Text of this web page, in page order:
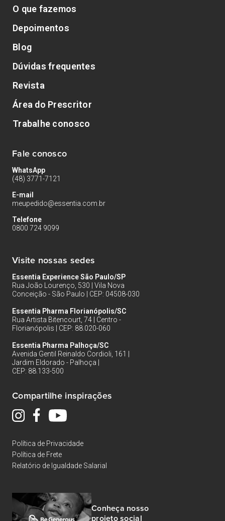
O que fazemos
Depoimentos
Blog
Dúvidas frequentes
Revista
Área do Prescritor
Trabalhe conosco
Fale conosco
WhatsApp
(48) 3771-7121
E-mail
meupedido@essentia.com.br
Telefone
0800 724 9099
Visite nossas sedes
Essentia Experience São Paulo/SP
Rua João Lourenço, 530 | Vila Nova
Conceição - São Paulo | CEP: 04508-030
Essentia Pharma Florianópolis/SC
Rua Artista Bitencourt, 74 | Centro -
Florianópolis | CEP: 88.020-060
Essentia Pharma Palhoça/SC
Avenida Gentil Reinaldo Cordioli, 161 |
Jardim Eldorado - Palhoça |
CEP: 88.133-500
Compartilhe inspirações
Política de Privacidade
Política de Frete
Relatório de Igualdade Salarial
Conheça nosso
projeto social